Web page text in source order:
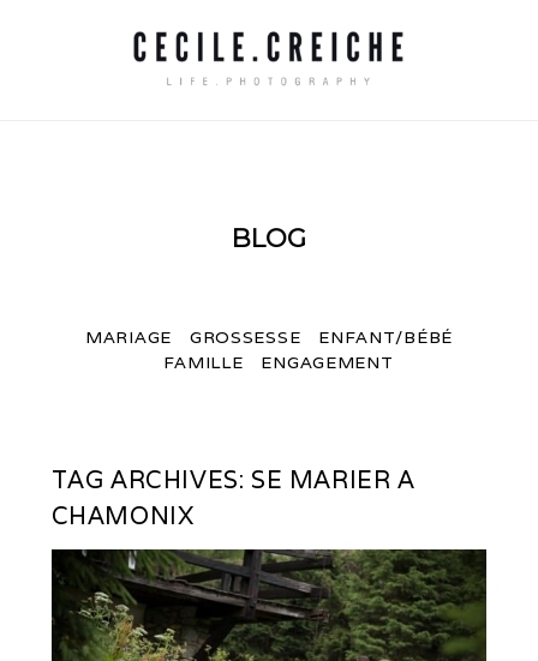
BLOG
MARIAGE GROSSESSE
ENFANT/BÉBÉ
FAMILLE
ENGAGEMENT
TAG ARCHIVES: SE MARIER A
CHAMONIX